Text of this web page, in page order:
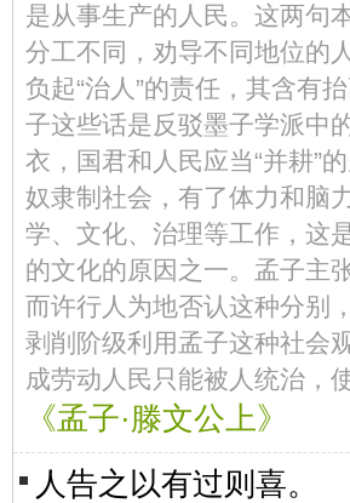
是从事生产的人民。这两句
分工不同，劝导不同地位的
负起“治人”的责任，其含有
子这些话是反驳墨子学派中
衣，国君和人民应当“并耕”
奴隶制社会，有了体力和脑
学、文化、治理等工作，这
的文化的原因之一。孟子主
而许行人为地否认这种分别
剥削阶级利用孟子这种社会
成劳动人民只能被人统治，
《孟子·滕文公上》
人告之以有过则喜。